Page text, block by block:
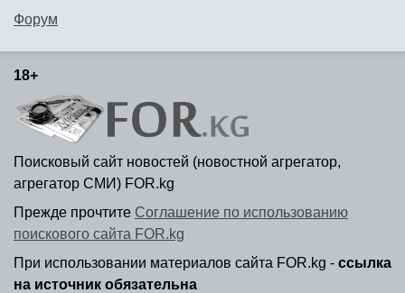
Форум
18+
Поисковый сайт новостей (новостной агрегатор,
агрегатор СМИ) FOR.kg
Прежде прочтите Соглашение по использованию
поискового сайта FOR.kg
При использовании материалов сайта FOR.kg - ссылка
на источник обязательна